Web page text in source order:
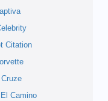
Citation
Camino